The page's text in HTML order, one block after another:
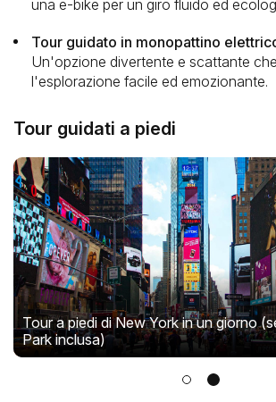
una e-bike per un giro fluido ed
Tour guidato in monopattino
Un'opzione divertente e scattante
l'esplorazione facile ed emozionante.
Tour guidati a piedi
Tour a piedi di New York in un giorno
Park inclusa)